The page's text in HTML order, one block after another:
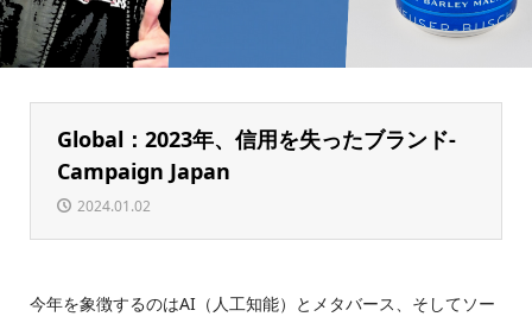
Global：2023年、信用を失ったブランド-
Campaign Japan
2024.01.02
今年を象徴するのはAI（人工知能）とメタバース、そしてソー